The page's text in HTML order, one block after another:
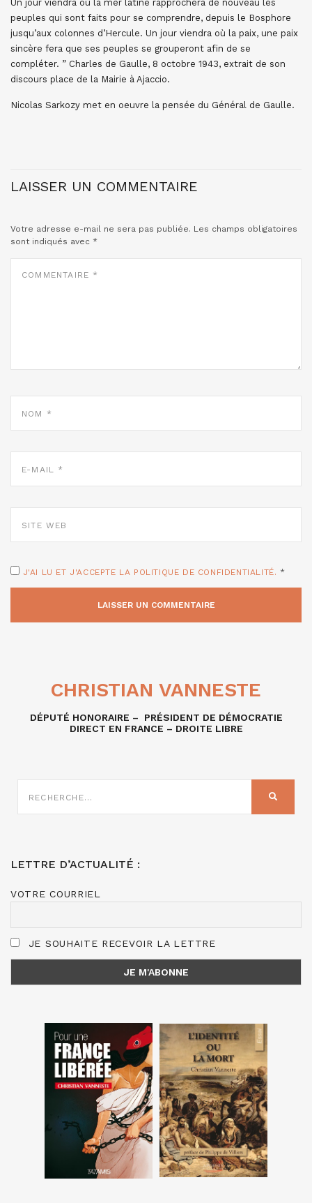
Un jour viendra où la mer latine rapprochera de nouveau les
peuples qui sont faits pour se comprendre, depuis le Bosphore
jusqu’aux colonnes d’Hercule. Un jour viendra où la paix, une paix
sincère fera que ses peuples se grouperont afin de se
compléter. ” Charles de Gaulle, 8 octobre 1943, extrait de son
discours place de la Mairie à Ajaccio.
Nicolas Sarkozy met en oeuvre la pensée du Général de Gaulle.
LAISSER UN COMMENTAIRE
Votre adresse e-mail ne sera pas publiée. Les champs obligatoires
sont indiqués avec *
MAIL
WEB
J'AI LU ET J'ACCEPTE LA POLITIQUE DE CONFIDENTIALITÉ. *
CHRISTIAN VANNESTE
DÉPUTÉ HONORAIRE – PRÉSIDENT DE DÉMOCRATIE
DIRECT EN FRANCE – DROITE LIBRE
SUR
LETTRE D’ACTUALITÉ :
VOTRE COURRIEL
JE SOUHAITE RECEVOIR LA LETTRE